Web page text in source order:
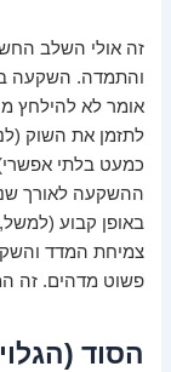
זה אולי השלב
אומר לא להילחץ
לתזמן את השוק
כמעט בלתי
ההשקעה לאורך
באופן קבוע
צמיחת המדד
פשוט מדהים. זה
הסוד